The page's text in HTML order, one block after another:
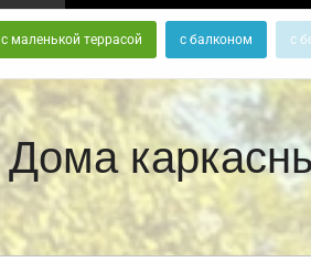
с маленькой террасой с балконом с
Дома